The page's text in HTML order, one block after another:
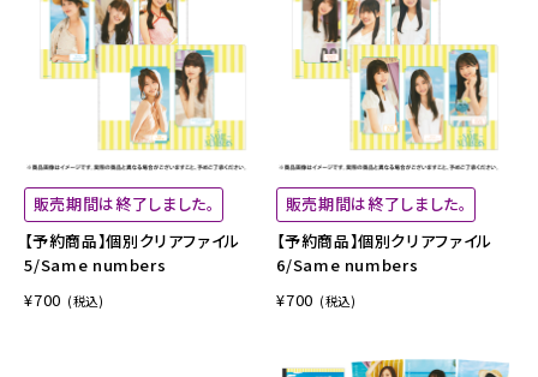
販売期間は終了しました。
【予約商品】個別クリアファイル
5/Same numbers
¥700 (税込)
販売期間は終了しました。
【予約商品】個別クリアファイル
6/Same numbers
¥700 (税込)